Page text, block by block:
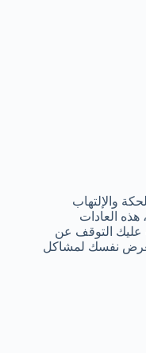
والإلتهاب
العادات
عليك التوقف عن
تُعرض نفسك لمشاكل